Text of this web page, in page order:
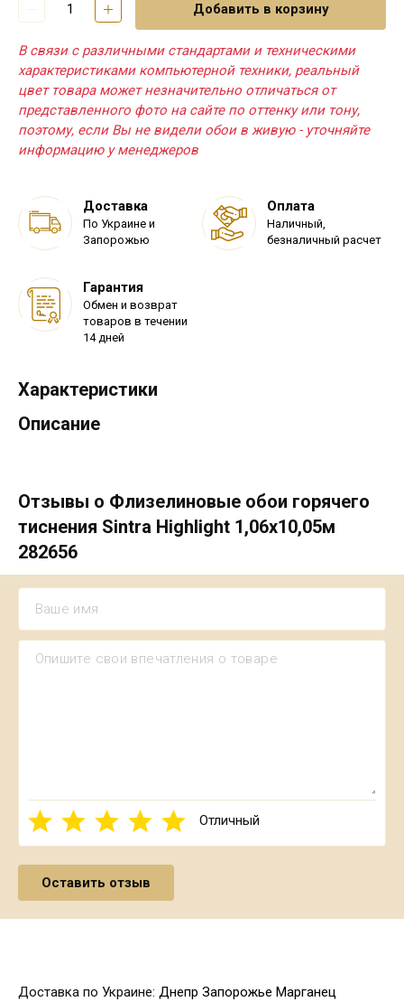
Добавить в корзину
В связи с различными стандартами и техническими
характеристиками компьютерной техники, реальный
цвет товара может незначительно отличаться от
представленного фото на сайте по оттенку или тону,
поэтому, если Вы не видели обои в живую - уточняйте
информацию у менеджеров
Доставка
По Украине и
Запорожью
Оплата
Наличный,
безналичный расчет
Гарантия
Обмен и возврат
товаров в течении
14 дней
Характеристики
Описание
Отзывы о Флизелиновые обои горячего
тиснения Sintra Highlight 1,06x10,05м
282656
Отличный
Доставка по Украине: Днепр Запорожье Марганец